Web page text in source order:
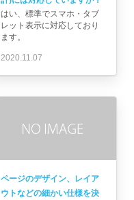
はい、標準でスマホ・タブ
レット表示に対応しており
ます。
2020.11.07
ページのデザイン、レイア
ウトなどの細かい仕様を決